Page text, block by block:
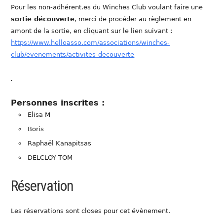
Pour les non-adhérent.es du Winches Club voulant faire une
sortie découverte, merci de procéder au règlement en
amont de la sortie, en cliquant sur le lien suivant :
https://www.helloasso.com/associations/winches-
club/evenements/activites-decouverte
.
Personnes inscrites :
Elisa M
Boris
Raphaël Kanapitsas
DELCLOY TOM
Réservation
Les réservations sont closes pour cet évènement.